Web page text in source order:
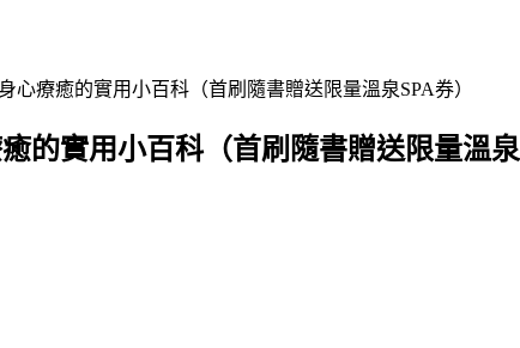
心療癒的實用小百科（首刷隨書贈送限量溫泉SPA券）
的實用小百科（首刷隨書贈送限量溫